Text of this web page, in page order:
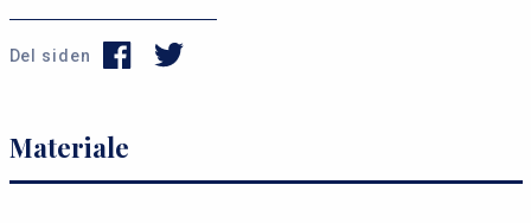
Del siden
s
e
Materiale